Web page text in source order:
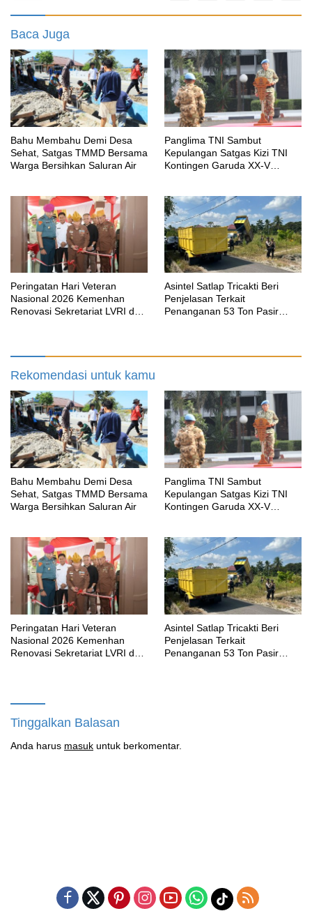
Baca Juga
Bahu Membahu Demi Desa
Sehat, Satgas TMMD Bersama
Warga Bersihkan Saluran Air
Panglima TNI Sambut
Kepulangan Satgas Kizi TNI
Kontingen Garuda XX-V
Peringatan Hari Veteran
Nasional 2026 Kemenhan
Renovasi Sekretariat LVRI dan
Asintel Satlap Tricakti Beri
Penjelasan Terkait
Penanganan 53 Ton Pasir
Rekomendasi untuk kamu
Bahu Membahu Demi Desa
Sehat, Satgas TMMD Bersama
Warga Bersihkan Saluran Air
Panglima TNI Sambut
Kepulangan Satgas Kizi TNI
Kontingen Garuda XX-V
Peringatan Hari Veteran
Nasional 2026 Kemenhan
Renovasi Sekretariat LVRI dan
Asintel Satlap Tricakti Beri
Penjelasan Terkait
Penanganan 53 Ton Pasir
Tinggalkan Balasan
Anda harus masuk untuk berkomentar.